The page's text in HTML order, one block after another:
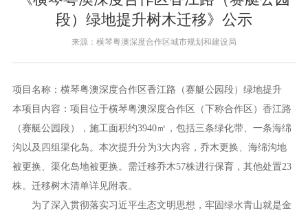
段）绿地提升树木迁移》公示
来源：横琴粤澳深度合作区城市规划和建设局
项目名称：横琴粤澳深度合作区香江路（赛艇公园段）绿地提升
本项目内容：项目位于横琴粤澳深度合作区（下称合作区）香江路
（赛艇公园段），施工面积约3940㎡，包括三条绿化带、一条海绵
沟以及四组渠化岛。本次提升分为3大内容，乔木更换、海绵沟地
被更换、渠化岛地被更换。需迁移乔木57株进行保育，其他处置23
株。迁移树木清单详见附表。
为了深入贯彻落实习近平生态文明思想，牢固绿水青山就是金